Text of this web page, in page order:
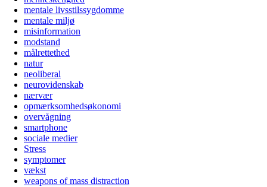
mentale livsstilssygdomme
mentale miljø
misinformation
modstand
målrettethed
natur
neoliberal
neurovidenskab
nærvær
opmærksomhedsøkonomi
overvågning
smartphone
sociale medier
Stress
symptomer
vækst
weapons of mass distraction